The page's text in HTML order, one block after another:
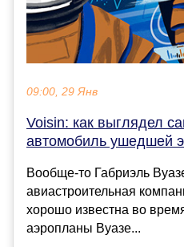
09:00, 29 Янв
Voisin: как выглядел
автомобиль ушедшей
Вообще-то Габриэль
авиастроительная
хорошо известна во
аэропланы Вуазе...